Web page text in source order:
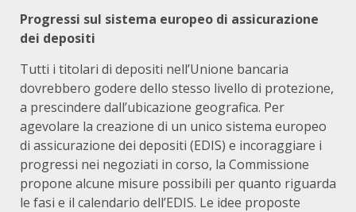
Progressi sul sistema europeo di assicurazione
dei depositi
Tutti i titolari di depositi nell’Unione bancaria
dovrebbero godere dello stesso livello di protezione,
a prescindere dall’ubicazione geografica. Per
agevolare la creazione di un unico sistema europeo
di assicurazione dei depositi (EDIS) e incoraggiare i
progressi nei negoziati in corso, la Commissione
propone alcune misure possibili per quanto riguarda
le fasi e il calendario dell’EDIS. Le idee proposte